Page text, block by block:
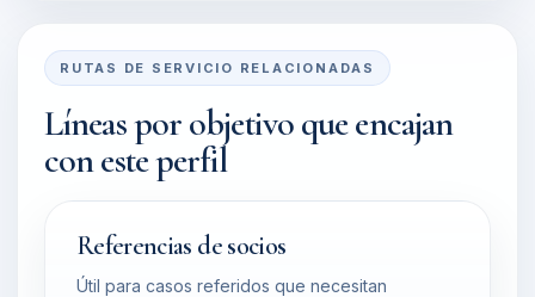
RUTAS DE SERVICIO RELACIONADAS
Líneas por objetivo que encajan
con este perfil
Referencias de socios
Útil para casos referidos que necesitan